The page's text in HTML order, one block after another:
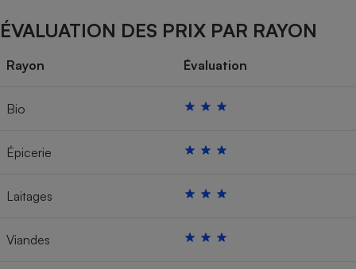
ÉVALUATION DES PRIX PAR RAYON
Rayon Évaluation
Bio
Épicerie
Laitages
Viandes